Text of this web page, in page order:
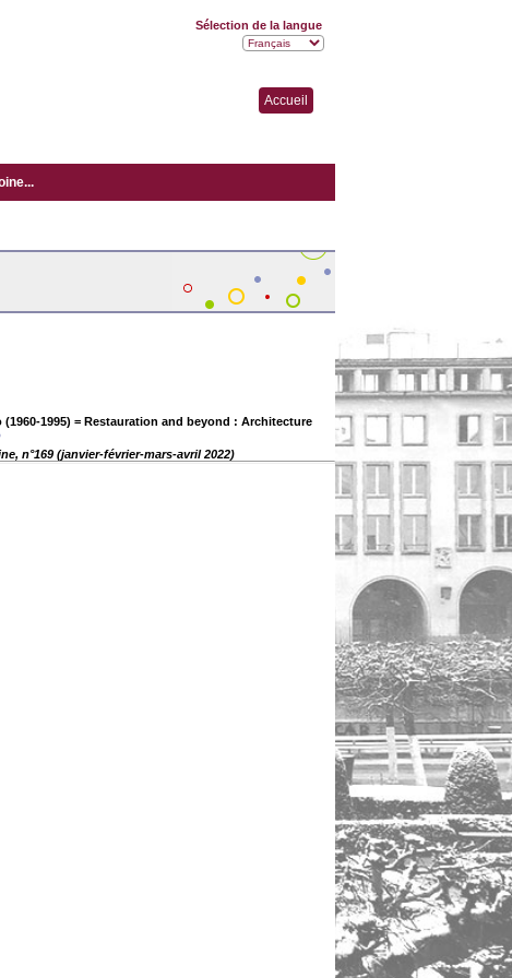
Accueil
1995) = Restauration and beyond : Architecture
n°169 (janvier-février-mars-avril 2022)
Sélection de la langue